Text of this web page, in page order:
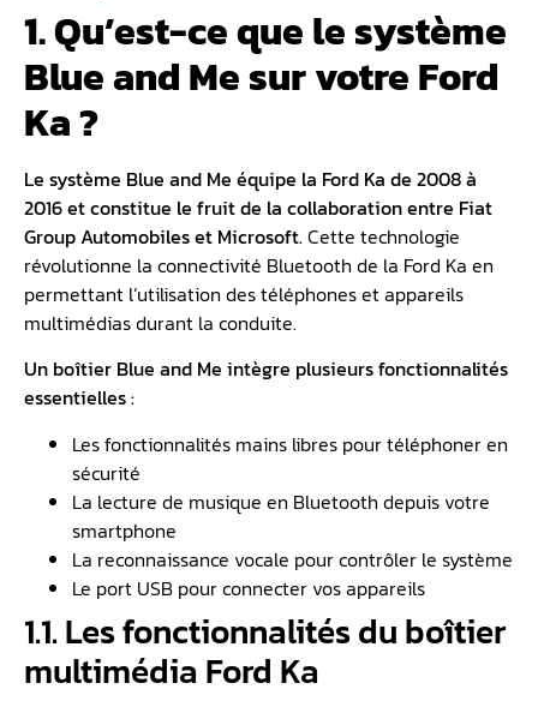
1. Qu’est-ce que le système
Blue and Me sur votre Ford
Ka ?
Le système Blue and Me équipe la Ford Ka de 2008 à
2016 et constitue le fruit de la collaboration entre Fiat
Group Automobiles et Microsoft.Cette technologie
révolutionne la connectivité Bluetooth de la Ford Ka en
permettant l’utilisation des téléphones et appareils
multimédias durant la conduite.
Un boîtier Blue and Me intègre plusieurs fonctionnalités
essentielles :
Les fonctionnalités mains libres pour téléphoner en
sécurité
La lecture de musique en Bluetooth depuis votre
smartphone
La reconnaissance vocale pour contrôler le système
Le port USB pour connecter vos appareils
1.1. Les fonctionnalités du boîtier
multimédia Ford Ka